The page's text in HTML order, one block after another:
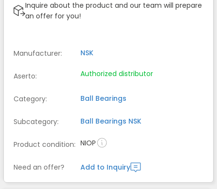
Inquire about the product and our team will prepare
an offer for you!
Manufacturer: NSK
Aserto: Authorized distributor
Category: Ball Bearings
Subcategory: Ball Bearings NSK
Product condition: NIOP
Need an offer? Add to Inquiry